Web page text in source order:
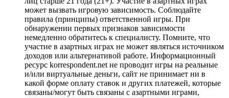
может вызвать игровую зависимость. Соблюдайте
правила (принципы) ответственной игры. При
обнаружении первых признаков зависимости
немедленно обратитесь к специалисту. Помните, что
участие в азартных играх не может являться источником
доходов или альтернативой работе. Информационный
ресурс korrespondent.net не проводит игры на реальные
и/или виртуальные деньги, сайт не принимает ни в
какой форме оплату ставок и других платежей, которые
связаны/могут быть связаны с азартными играми,